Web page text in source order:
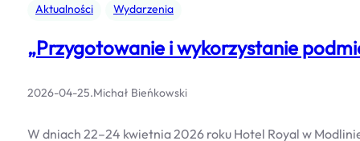
Aktualności Wydarzenia
„Przygotowanie i wykorzystanie
2026-04-25.Michał Bieńkowski
W dniach 22–24 kwietnia 2026 roku Hotel Royal w